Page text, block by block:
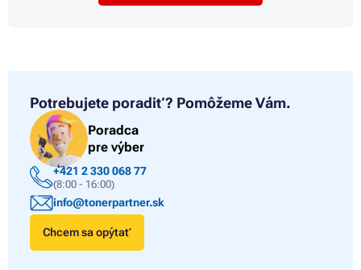
Potrebujete poradiť? Pomôžeme Vám.
Poradca
pre výber
+421 2 330 068 77
(8:00 - 16:00)
info@tonerpartner.sk
Chcem sa opýtať